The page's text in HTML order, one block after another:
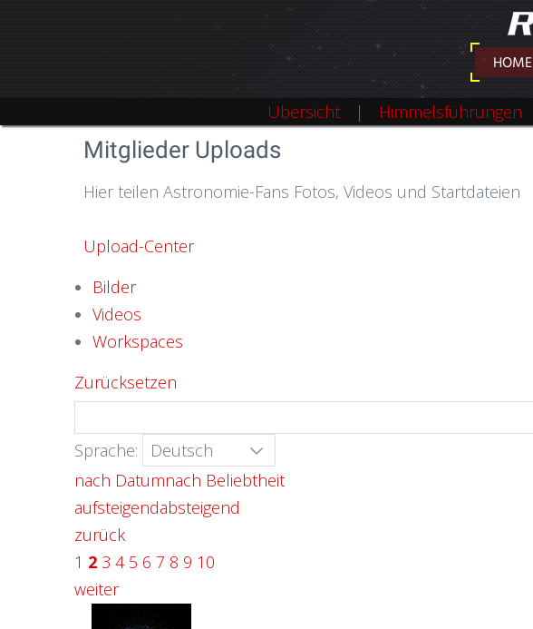
HOME
Übersicht Himmelsführungen
Mitglieder Uploads
Hier teilen Astronomie-Fans Fotos, Videos und Startdateien
Upload-Center
Bilder
Videos
Workspaces
Zurücksetzen
Sprache:
nach Datumnach Beliebtheit
aufsteigendabsteigend
zurück
1 2 3 4 5 6 7 8 9 10
weiter